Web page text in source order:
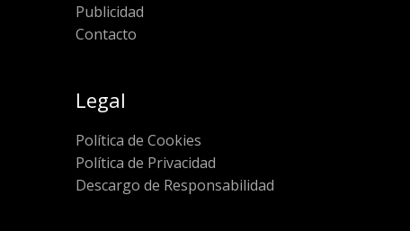
Publicidad
Contacto
Legal
Política de Cookies
Política de Privacidad
Descargo de Responsabilidad